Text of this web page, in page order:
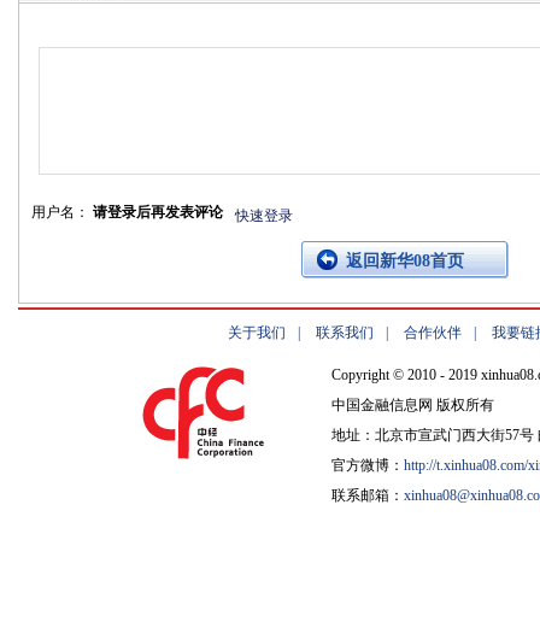
用户名： 请登录后再发表评论 快速登录
返回新华08首页
关于我们 联系我们 合作伙伴 我要链
Copyright © 2010 - 2019
中国金融信息网 版权所有
地址：北京市宣武门西大街57号
官方微博： http://t.xinhua08.com/
联系邮箱：